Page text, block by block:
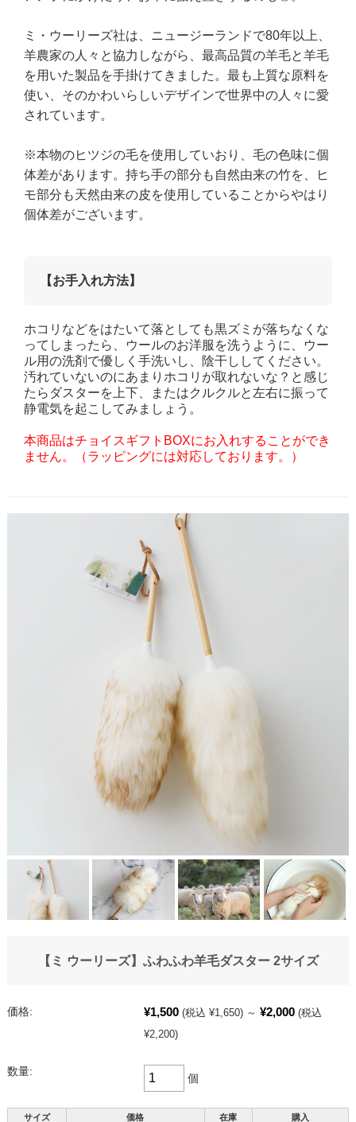
ミ・ウーリーズ社は、ニュージーランドで80年以上、
羊農家の人々と協力しながら、最高品質の羊毛と羊毛
を用いた製品を手掛けてきました。最も上質な原料を
使い、そのかわいらしいデザインで世界中の人々に愛
されています。
※本物のヒツジの毛を使用していおり、毛の色味に個
体差があります。持ち手の部分も自然由来の竹を、ヒ
モ部分も天然由来の皮を使用していることからやはり
個体差がございます。
【お手入れ方法】
ホコリなどをはたいて落としても黒ズミが落ちなくな
ってしまったら、ウールのお洋服を洗うように、ウー
ル用の洗剤で優しく手洗いし、陰干ししてください。
汚れていないのにあまりホコリが取れないな？と感じ
たらダスターを上下、またはクルクルと左右に振って
静電気を起こしてみましょう。
本商品はチョイスギフトBOXにお入れすることができ
ません。（ラッピングには対応しております。）
【ミ ウーリーズ】ふわふわ羊毛ダスター 2サイズ
価格: ¥1,500 (税込 ¥1,650) ～ ¥2,000 (税込
¥2,200)
数量:
個
サイズ 価格 在庫 購入